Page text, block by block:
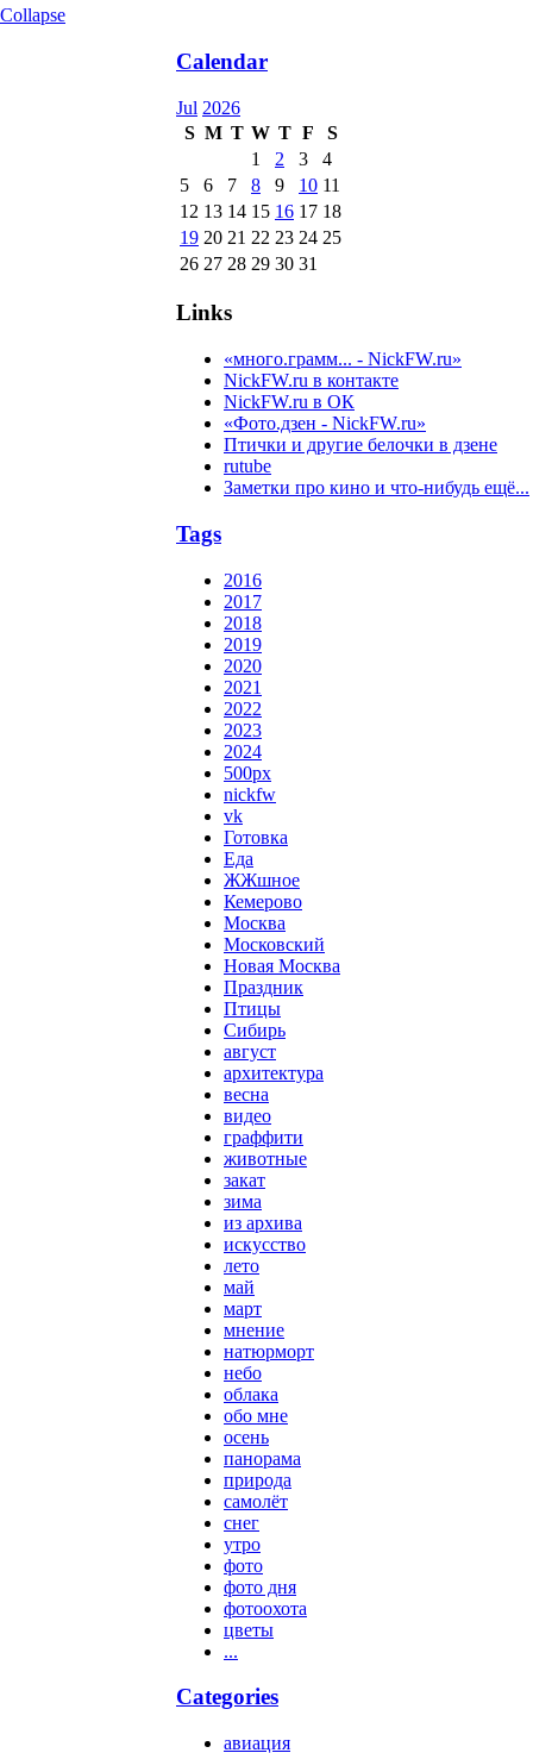
Collapse
Calendar
Jul 2026
S M T W T F
S
1
2 3
4
5
6 7 8 9 10 11
12 13 14 15 16 17 18
19 20 21 22 23 24 25
26 27 28 29 30 31
Links
«много.грамм... - NickFW.ru»
NickFW.ru в контакте
NickFW.ru в ОК
«Фото.дзен - NickFW.ru»
Птички и другие белочки в дзене
rutube
Заметки про кино и что-нибудь ещё...
Tags
2016
2017
2018
2019
2020
2021
2022
2023
2024
500px
nickfw
vk
Готовка
Еда
ЖЖшное
Кемерово
Москва
Московский
Новая Москва
Праздник
Птицы
Сибирь
август
архитектура
весна
видео
граффити
животные
закат
зима
из архива
искусство
лето
май
март
мнение
натюрморт
небо
облака
обо мне
осень
панорама
природа
самолёт
снег
утро
фото
фото дня
фотоохота
цветы
...
Categories
авиация